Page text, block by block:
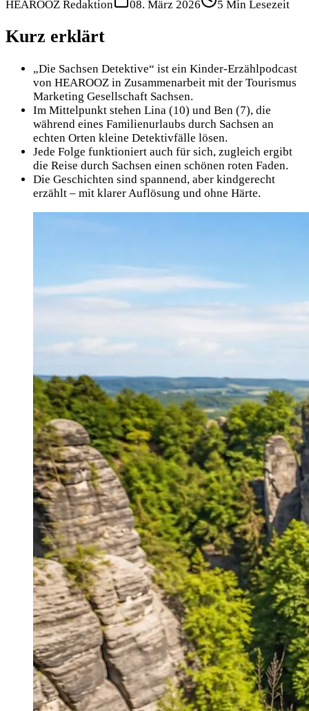
HEAROOZ Redaktion 08. März 2026 5 Min Lesezeit
Kurz erklärt
„Die Sachsen Detektive“ ist ein Kinder-Erzählpodcast
von HEAROOZ in Zusammenarbeit mit der Tourismus
Marketing Gesellschaft Sachsen.
Im Mittelpunkt stehen Lina (10) und Ben (7), die
während eines Familienurlaubs durch Sachsen an
echten Orten kleine Detektivfälle lösen.
Jede Folge funktioniert auch für sich, zugleich ergibt
die Reise durch Sachsen einen schönen roten Faden.
Die Geschichten sind spannend, aber kindgerecht
erzählt – mit klarer Auflösung und ohne Härte.